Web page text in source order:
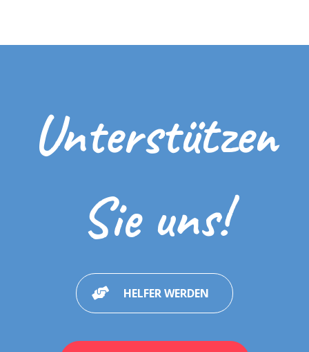
Unterstützen
Sie uns!
HELFER WERDEN